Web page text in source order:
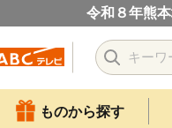
令和８年熊
ものから探す